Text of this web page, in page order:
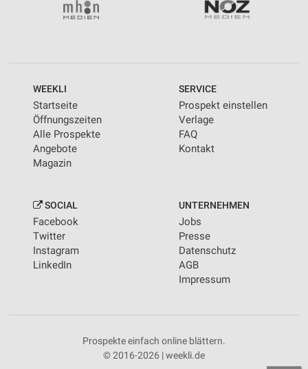
WEEKLI
Startseite
Öffnungszeiten
Alle Prospekte
Angebote
Magazin
SERVICE
Prospekt einstellen
Verlage
FAQ
Kontakt
SOCIAL
Facebook
Twitter
Instagram
LinkedIn
UNTERNEHMEN
Jobs
Presse
Datenschutz
AGB
Impressum
Prospekte einfach online blättern.
© 2016-2026 | weekli.de